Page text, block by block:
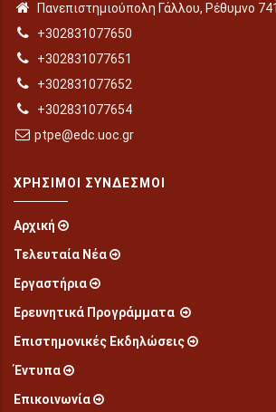
Πανεπιστημιούπολη Γάλλου, Ρέθυμνο
+302831077650
+302831077651
+302831077652
+302831077654
ptpe@edc.uoc.gr
ΧΡΉΣΙΜΟΙ ΣΎΝΔΕΣΜΟΙ
Αρχική
Τελευταία Νέα
Εργαστήρια
Ερευνητικά Προγράμματα
Επιστημονικές Εκδηλώσεις
Έντυπα
Επικοινωνία